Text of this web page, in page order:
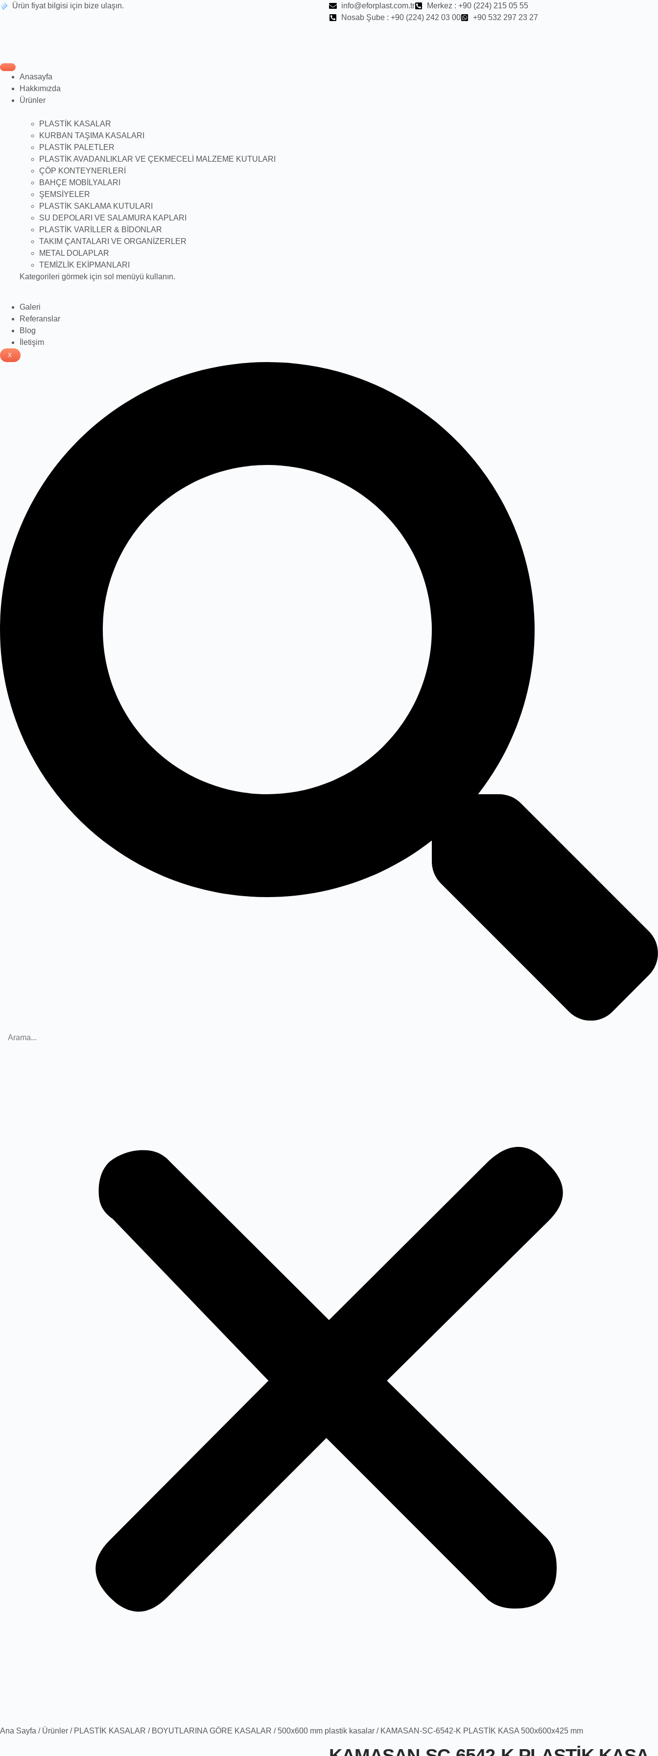
Ürün fiyat bilgisi için bize ulaşın. info@eforplast.com.tr
Merkez : +90 (224) 215 05 55
Nosab Şube : +90 (224) 242 03 00
+90 532 297 23 27
Anasayfa
Hakkımızda
Ürünler
PLASTİK KASALAR
KURBAN TAŞIMA KASALARI
PLASTİK PALETLER
PLASTİK AVADANLIKLAR VE ÇEKMECELİ MALZEME KUTULARI
ÇÖP KONTEYNERLERİ
BAHÇE MOBİLYALARI
ŞEMSİYELER
PLASTİK SAKLAMA KUTULARI
SU DEPOLARI VE SALAMURA KAPLARI
PLASTİK VARİLLER & BİDONLAR
TAKIM ÇANTALARI VE ORGANİZERLER
METAL DOLAPLAR
TEMİZLİK EKİPMANLARI
Kategorileri görmek için sol menüyü kullanın.
Galeri
Referanslar
Blog
İletişim
X
Ana Sayfa / Ürünler / PLASTİK KASALAR / BOYUTLARINA GÖRE KASALAR / 500x600 mm plastik kasalar / KAMASAN-SC-6542-K PLASTİK KASA 500x600x425 mm